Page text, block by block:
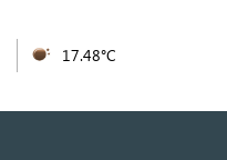
17.48°C